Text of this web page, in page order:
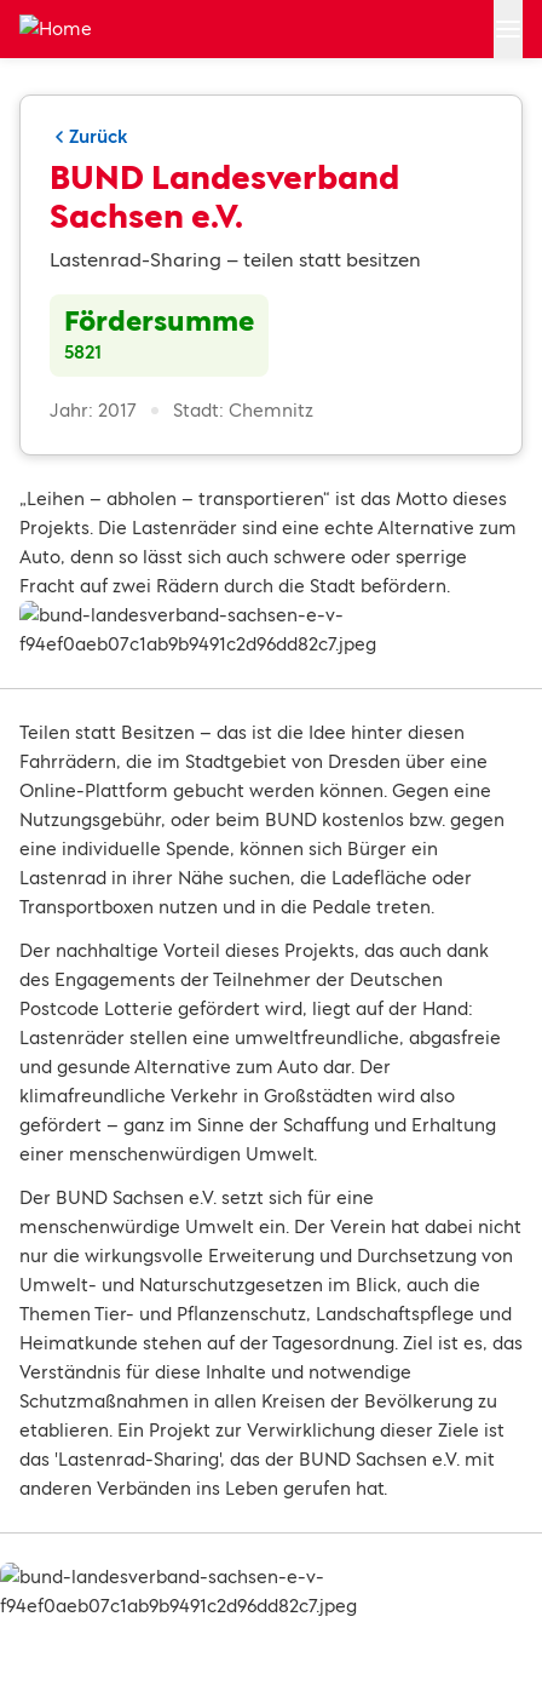
Zum Hauptinhalt springen
Zurück
BUND Landesverband
Sachsen e.V.
Lastenrad-Sharing – teilen statt besitzen
Fördersumme
5821
Jahr: 2017 Stadt: Chemnitz
„Leihen – abholen – transportieren“ ist das Motto dieses
Projekts. Die Lastenräder sind eine echte Alternative zum
Auto, denn so lässt sich auch schwere oder sperrige
Fracht auf zwei Rädern durch die Stadt befördern.
Teilen statt Besitzen – das ist die Idee hinter diesen
Fahrrädern, die im Stadtgebiet von Dresden über eine
Online-Plattform gebucht werden können. Gegen eine
Nutzungsgebühr, oder beim BUND kostenlos bzw. gegen
eine individuelle Spende, können sich Bürger ein
Lastenrad in ihrer Nähe suchen, die Ladefläche oder
Transportboxen nutzen und in die Pedale treten.
Der nachhaltige Vorteil dieses Projekts, das auch dank
des Engagements der Teilnehmer der Deutschen
Postcode Lotterie gefördert wird, liegt auf der Hand:
Lastenräder stellen eine umweltfreundliche, abgasfreie
und gesunde Alternative zum Auto dar. Der
klimafreundliche Verkehr in Großstädten wird also
gefördert – ganz im Sinne der Schaffung und Erhaltung
einer menschenwürdigen Umwelt.
Der BUND Sachsen e.V. setzt sich für eine
menschenwürdige Umwelt ein. Der Verein hat dabei nicht
nur die wirkungsvolle Erweiterung und Durchsetzung von
Umwelt- und Naturschutzgesetzen im Blick, auch die
Themen Tier- und Pflanzenschutz, Landschaftspflege und
Heimatkunde stehen auf der Tagesordnung. Ziel ist es, das
Verständnis für diese Inhalte und notwendige
Schutzmaßnahmen in allen Kreisen der Bevölkerung zu
etablieren. Ein Projekt zur Verwirklichung dieser Ziele ist
das 'Lastenrad-Sharing', das der BUND Sachsen e.V. mit
anderen Verbänden ins Leben gerufen hat.